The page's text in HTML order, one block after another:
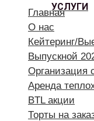
УСЛУГИ
Главная
О нас
Кейтеринг/
Выпускной
Организация
Аренда
BTL акции
Торты на